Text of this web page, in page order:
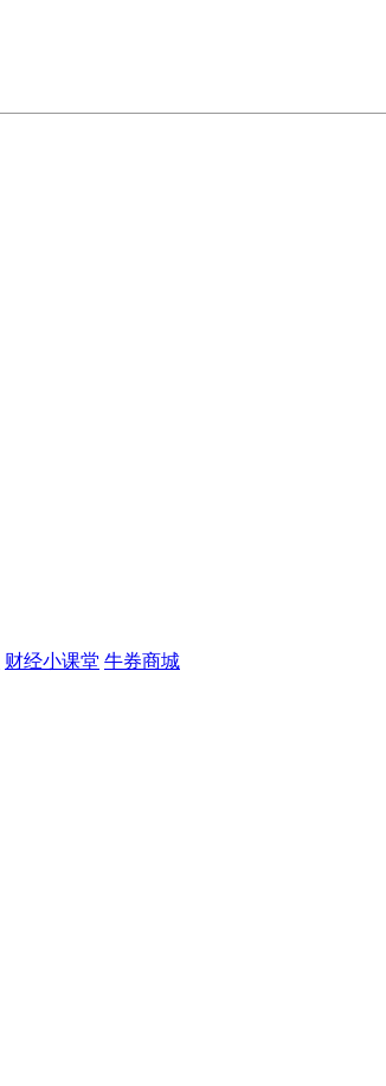
财经小课堂 牛券商城